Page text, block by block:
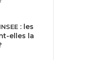
INSEE : les
elles la